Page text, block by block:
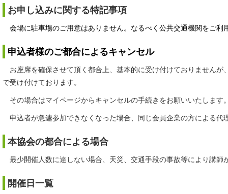
お申し込みに関する特記事項
会場に駐車場のご用意はありません。なるべく公共交通機関をご利
申込者様のご都合によるキャンセル
お座席を確保させて頂く都合上、基本的に受け付けておりません
で受け付けております。
その場合はマイページからキャンセルの手続きをお願いいたします
申込者が急遽参加できなくなった場合、同じ会員企業の方による代
本協会の都合による場合
最少開催人数に達しない場合、天災、交通手段の事故等により講
開催日一覧